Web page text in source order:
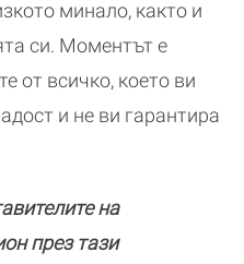
минало, както и
си. Моментът е
от всичко, което ви
и не ви гарантира
на
през тази